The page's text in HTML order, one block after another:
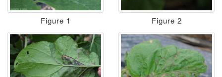
Figure 1 Figure 2